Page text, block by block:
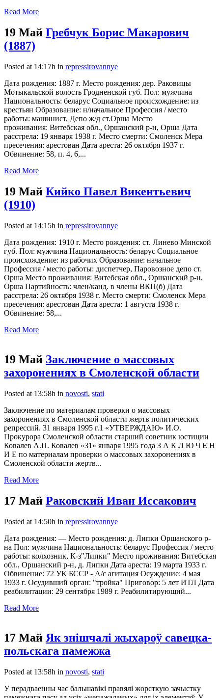
Read More
19 Май Гребчук Борис Макарович
(1887)
Posted at 14:17h in repressirovannye
Дата рождения: 1887 г. Место рождения: дер. Раковицы
Мотыкальской волость Гродненской губ. Пол: мужчина
Национальность: беларус Социальное происхождение: из
крестьян Образование: н/начальное Профессия / место
работы: машинист, Депо ж/д ст.Орша Место
проживания: Витебская обл., Оршанский р-н, Орша Дата
расстрела: 19 января 1938 г. Место смерти: Смоленск Мера
пресечения: арестован Дата ареста: 26 октября 1937 г.
Обвинение: 58, п. 4, 6,...
Read More
19 Май Кийко Павел Викентьевич
(1910)
Posted at 14:15h in repressirovannye
Дата рождения: 1910 г. Место рождения: ст. Линево Минской
губ. Пол: мужчина Национальность: беларус Социальное
происхождение: из рабочих Образование: начальное
Профессия / место работы: диспетчер, Паровозное депо ст.
Орша Место проживания: Витебская обл., Оршанский р-н,
Орша Партийность: член/канд. в члены ВКП(б) Дата
расстрела: 26 октября 1938 г. Место смерти: Смоленск Мера
пресечения: арестован Дата ареста: 1 августа 1938 г.
Обвинение: 58,...
Read More
19 Май Заключение о массовых
захоронениях в Смоленской области
Posted at 13:58h in novosti, stati
Заключение по материалам проверки о массовых
захоронениях в Смоленской области жертв политических
репрессий. 31 января 1995 г.1 «УТВЕРЖДАЮ» И.О.
Прокурора Смоленской области старший советник юстиции
Ковалев А.П. Ковалев «31» января 1995 года З А К Л Ю Ч Е Н
И Е по материалам проверки о массовых захоронениях в
Смоленской области жертв...
Read More
17 Май Раковский Иван Иссакович
Posted at 14:50h in repressirovannye
Дата рождения: — Место рождения: д. Липки Оршанского р-
на Пол: мужчина Национальность: беларус Профессия / место
работы: колхозник, К-з"Липки" Место проживания: Витебская
обл., Оршанский р-н, д. Липки Дата ареста: 19 марта 1933 г.
Обвинение: 72 УК БССР - А/с агитация Осуждение: 4 мая
1933 г. Осудивший орган: "тройка" Приговор: 5 лет ИТЛ Дата
реабилитации: 29 сентября 1989 г. Реабилитирующий...
Read More
17 Май Як знішчалі жыхароў савецка-
польскага памежжа
Posted at 13:58h in novosti, stati
У перадваенны час бальшавікі правялі жорсткую зачыстку